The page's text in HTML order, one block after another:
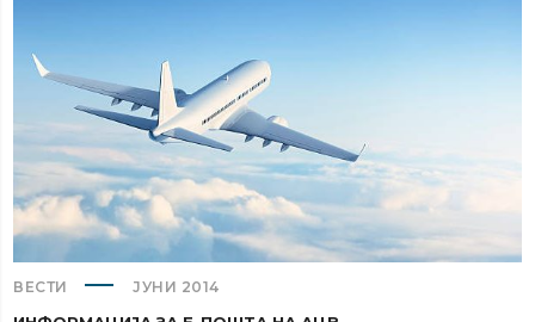
ВЕСТИ ЈУНИ 2014